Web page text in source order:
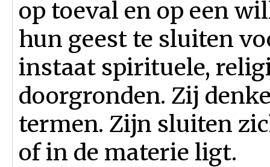
op toeval en op een
hun geest te sluiten
instaat spirituele,
doorgronden. Zij
termen. Zijn sluiten
of in de materie ligt.